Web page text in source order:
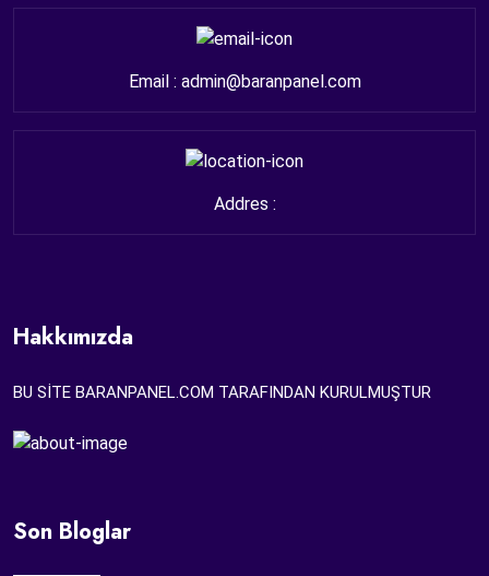
Email : admin@baranpanel.com
Addres :
Hakkımızda
BU SİTE BARANPANEL.COM TARAFINDAN KURULMUŞTUR
Son Bloglar